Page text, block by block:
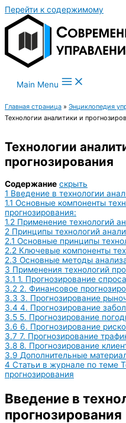
Перейти к содержимому
Main Menu
Главная страница » Энциклопедия
Технологии аналитики и
Технологии
прогнозирования
Содержание скрыть
1 Введение в технологии
1.1 Основные компоненты
прогнозирования:
1.2 Применение технологий
2 Принципы технологий
2.1 Основные принципы
2.2 Ключевые компоненты
2.3 Основные методы
3 Применения технологий
3.1 1. Прогнозирование
3.2 2. Финансовое
3.3 3. Прогнозирование
3.4 4. Прогнозирование
3.5 5. Прогнозирование
3.6 6. Прогнозирование
3.7 7. Прогнозирование
3.8 8. Прогнозирование
3.9 Дополнительные
4 Статьи в журнале по теме
прогнозирования
Введение в
прогнозирования